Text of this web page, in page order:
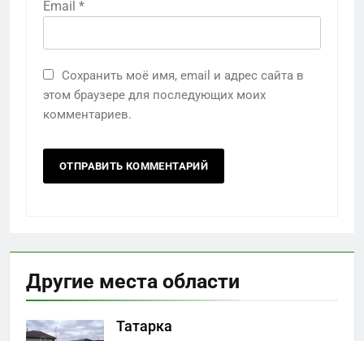
Email *
Сохранить моё имя, email и адрес сайта в
этом браузере для последующих моих
комментариев.
Другие места области
Татарка